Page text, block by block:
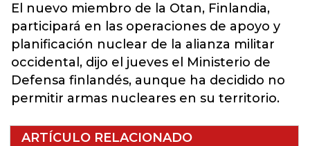
El nuevo miembro de la Otan, Finlandia,
participará en las operaciones de apoyo y
planificación nuclear de la alianza militar
occidental, dijo el jueves el Ministerio de
Defensa finlandés, aunque ha decidido no
permitir armas nucleares en su territorio.
ARTÍCULO RELACIONADO